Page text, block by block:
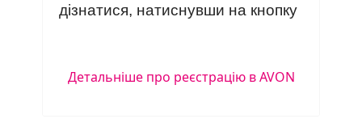
дізнатися, натиснувши на кнопку
Детальніше про реєстрацію в AVON